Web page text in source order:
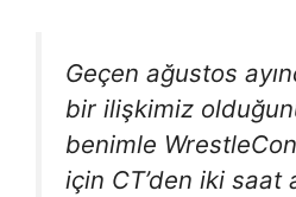
Geçen ağustos
bir ilişkimiz
benimle
için CT’den iki saat